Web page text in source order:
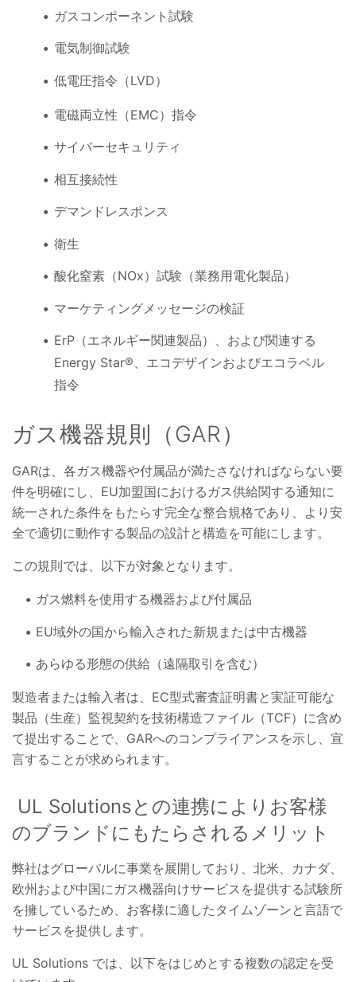
ガスコンポーネント試験
電気制御試験
低電圧指令（LVD）
電磁両立性（EMC）指令
サイバーセキュリティ
相互接続性
デマンドレスポンス
衛生
酸化窒素（NOx）試験（業務用電化製品）
マーケティングメッセージの検証
ErP（エネルギー関連製品）、および関連する
Energy Star®、エコデザインおよびエコラベル
指令
ガス機器規則（GAR）
GARは、各ガス機器や付属品が満たさなければならない要
件を明確にし、EU加盟国におけるガス供給関する通知に
統一された条件をもたらす完全な整合規格であり、より安
全で適切に動作する製品の設計と構造を可能にします。
この規則では、以下が対象となります。
ガス燃料を使用する機器および付属品
EU域外の国から輸入された新規または中古機器
あらゆる形態の供給（遠隔取引を含む）
製造者または輸入者は、EC型式審査証明書と実証可能な
製品（生産）監視契約を技術構造ファイル（TCF）に含め
て提出することで、GARへのコンプライアンスを示し、宣
言することが求められます。
UL Solutionsとの連携によりお客様
のブランドにもたらされるメリット
弊社はグローバルに事業を展開しており、北米、カナダ、
欧州および中国にガス機器向けサービスを提供する試験所
を擁しているため、お客様に適したタイムゾーンと言語で
サービスを提供します。
UL Solutions では、以下をはじめとする複数の認定を受